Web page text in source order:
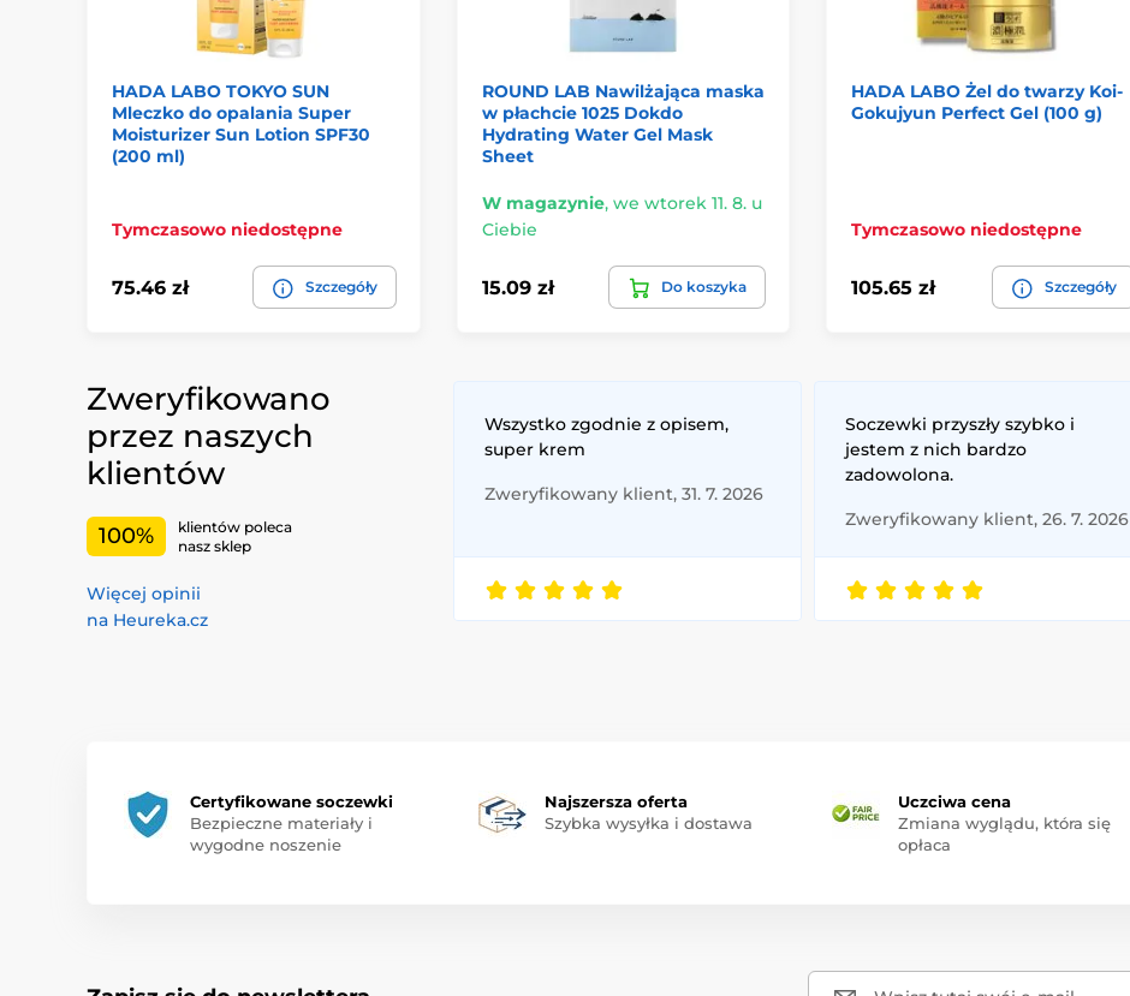
HADA LABO TOKYO SUN
Mleczko do opalania Super
Moisturizer Sun Lotion SPF30
(200 ml)
Tymczasowo niedostępne
75.46 zł Szczegóły
ROUND LAB Nawilżająca maska
w płachcie 1025 Dokdo
Hydrating Water Gel Mask
Sheet
W magazynie, we wtorek 11. 8. u
Ciebie
15.09 zł Do koszyka
HADA LABO Żel do twarzy Koi-
Gokujyun Perfect Gel (100 g)
Tymczasowo niedostępne
105.65 zł Szczegóły
Zweryfikowano
przez naszych
klientów
100%
klientów poleca
nasz sklep
Więcej opinii
na Heureka.cz
Wszystko zgodnie z opisem,
super krem
Zweryfikowany klient, 31. 7. 2026
Soczewki przyszły szybko i
jestem z nich bardzo
zadowolona.
Zweryfikowany klient, 26. 7. 2026
Certyfikowane soczewki
Bezpieczne materiały i
wygodne noszenie
Najszersza oferta
Szybka wysyłka i dostawa
Uczciwa cena
Zmiana wyglądu, która się
opłaca